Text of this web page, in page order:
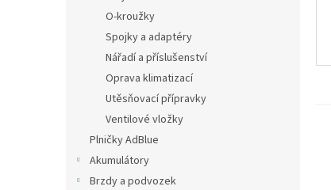
O-kroužky
Spojky a adaptéry
Nářadí a příslušenství
Oprava klimatizací
Utěsňovací přípravky
Ventilové vložky
Plničky AdBlue
Akumulátory
Brzdy a podvozek